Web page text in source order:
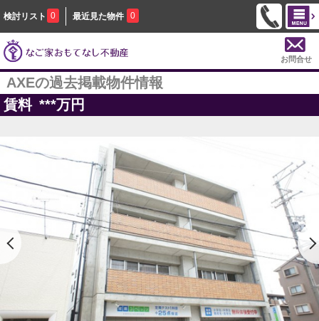
検討リスト 0 最近見た物件 0
お問合せ
AXEの過去掲載物件情報
賃料 ***万円